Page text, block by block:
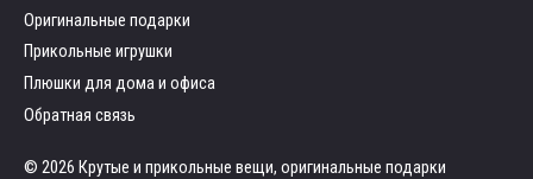
Оригинальные подарки
Прикольные игрушки
Плюшки для дома и офиса
Обратная связь
© 2026 Крутые и прикольные вещи, оригинальные подарки